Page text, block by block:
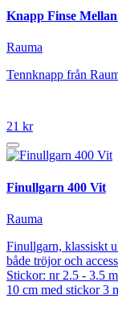
Knapp Finse Mellan
Rauma
Tennknapp från
21 kr
Finullgarn 400 Vit
Rauma
Finullgarn, klassiskt
både tröjor och
Stickor: nr 2.5 - 3.5
10 cm med stickor 3